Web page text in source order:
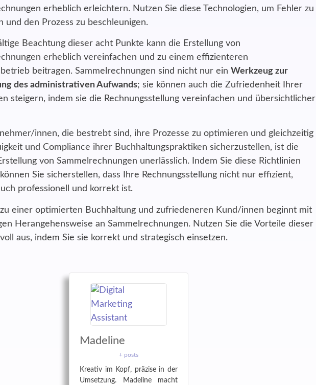
erheblich erleichtern. Nutzen Sie diese Technologien, um Fehler zu
und den Prozess zu beschleunigen.
Beachtung dieser acht Punkte kann die Erstellung von
erheblich vereinfachen und zu einem effizienteren
beitragen. Sammelrechnungen sind nicht nur ein Werkzeug zur
des administrativen Aufwands; sie können auch die Zufriedenheit Ihrer
steigern, indem sie die Rechnungsstellung vereinfachen und übersichtlicher
innen, die bestrebt sind, ihre Prozesse zu optimieren und gleichzeitig
und Compliance ihrer Buchhaltungspraktiken sicherzustellen, ist die
von Sammelrechnungen unerlässlich. Indem Sie diese Richtlinien
Sie sicherstellen, dass Ihre Rechnungsstellung nicht nur effizient,
professionell und korrekt ist.
einer optimierten Buchhaltung und zufriedeneren Kund/innen beginnt mit
Herangehensweise an Sammelrechnungen. Nutzen Sie die Vorteile dieser
aus, indem Sie sie korrekt und strategisch einsetzen.
Madeline
+ posts
Kreativ im Kopf, präzise in der
Umsetzung. Madeline macht